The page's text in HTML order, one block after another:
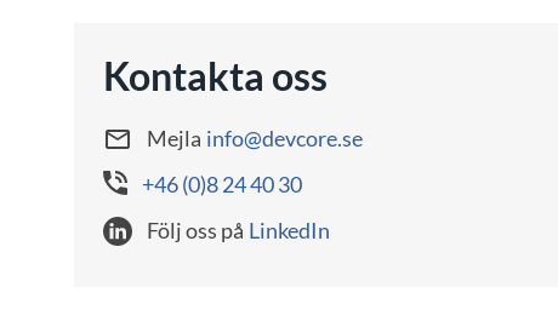
Kontakta oss
Mejla info@devcore.se
+46 (0)8 24 40 30
Följ oss på LinkedIn